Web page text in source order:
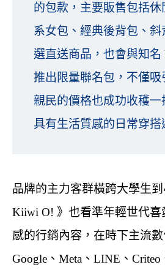
的包款，主要販售包括休
系女包、經典後背包、
選直送商品，也會與知名
推出限量聯名包，不僅吸
親民的價格也成功收穫
具有生活質感的日常穿搭
品牌的主力客群橫跨大學生
Kiiwi O! 》也看準年輕世代喜
感的行銷內容，在時下主流
Google、Meta、LINE、